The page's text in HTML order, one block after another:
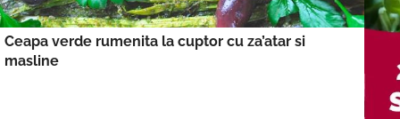
Ceapa verde rumenita la cuptor cu za’atar si
masline